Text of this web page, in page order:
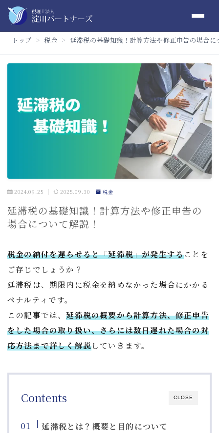
トップ ＞ 税金 ＞ 延滞税の基礎知識！計算方法や修正申告の場合に
2024.09.25 2025.09.30 税金
延滞税の基礎知識！計算方法や修正申告の
場合について解説！
税金の納付を遅らせると「延滞税」が発生することを
ご存じでしょうか？
延滞税は、期限内に税金を納めなかった場合にかかる
ペナルティです。
この記事では、延滞税の概要から計算方法、修正申告
をした場合の取り扱い、さらには数日遅れた場合の対
応方法まで詳しく解説していきます。
CLOSE
Contents
延滞税とは？概要と目的について